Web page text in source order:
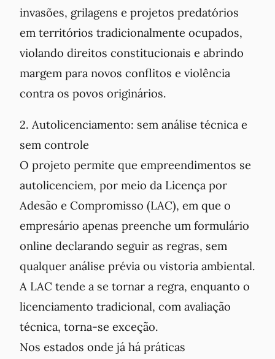
invasões, grilagens e projetos predatórios
em territórios tradicionalmente ocupados,
violando direitos constitucionais e abrindo
margem para novos conflitos e violência
contra os povos originários.
2. Autolicenciamento: sem análise técnica e
sem controle
O projeto permite que empreendimentos se
autolicenciem, por meio da Licença por
Adesão e Compromisso (LAC), em que o
empresário apenas preenche um formulário
online declarando seguir as regras, sem
qualquer análise prévia ou vistoria ambiental.
A LAC tende a se tornar a regra, enquanto o
licenciamento tradicional, com avaliação
técnica, torna-se exceção.
Nos estados onde já há práticas